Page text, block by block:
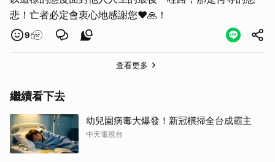
悲！亡者必定會衷心地感謝您❤️🙏！
9
查看更多
繼續看下去
幼兒園病毒大爆發！新冠橫掃全台成霸主
中天電視台